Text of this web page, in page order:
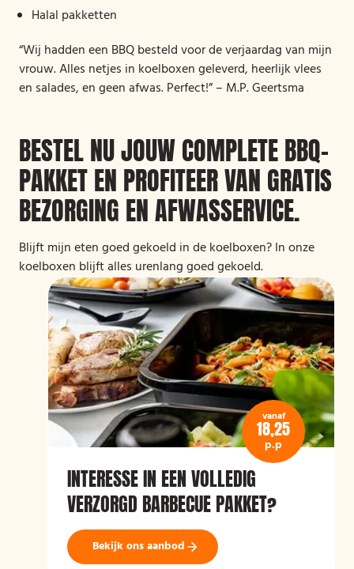
Halal pakketten
“Wij hadden een BBQ besteld voor de verjaardag van mijn
vrouw. Alles netjes in koelboxen geleverd, heerlijk vlees
en salades, en geen afwas. Perfect!” – M.P. Geertsma
BESTEL NU JOUW COMPLETE BBQ-
PAKKET EN PROFITEER VAN GRATIS
BEZORGING EN AFWASSERVICE.
Blijft mijn eten goed gekoeld in de koelboxen? In onze
koelboxen blijft alles urenlang goed gekoeld.
vanaf
18,25
p.p
INTERESSE IN EEN VOLLEDIG
VERZORGD BARBECUE PAKKET?
Bekijk ons aanbod